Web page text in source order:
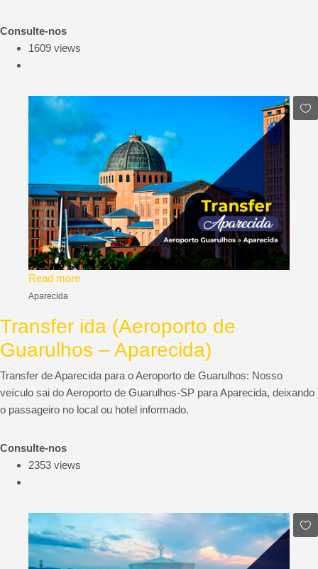
Consulte-nos
1609 views
Read more
Aparecida
Transfer ida (Aeroporto de
Guarulhos – Aparecida)
Transfer de Aparecida para o Aeroporto de Guarulhos: Nosso
veículo sai do Aeroporto de Guarulhos-SP para Aparecida, deixando
o passageiro no local ou hotel informado.
Consulte-nos
2353 views